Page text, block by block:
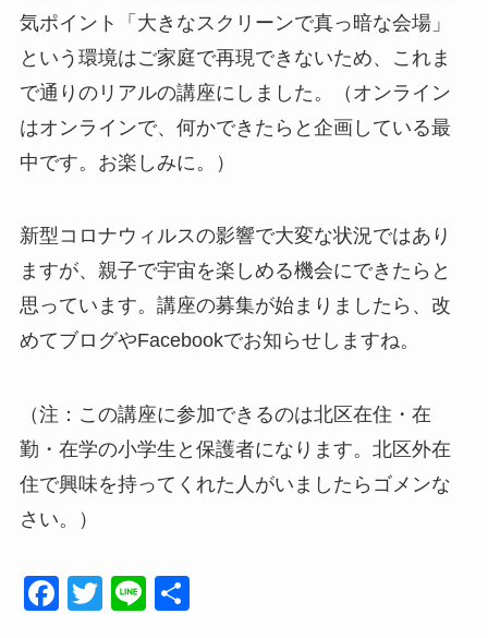
気ポイント「大きなスクリーンで真っ暗な会場」
という環境はご家庭で再現できないため、これま
で通りのリアルの講座にしました。（オンライン
はオンラインで、何かできたらと企画している最
中です。お楽しみに。）
新型コロナウィルスの影響で大変な状況ではあり
ますが、親子で宇宙を楽しめる機会にできたらと
思っています。講座の募集が始まりましたら、改
めてブログやFacebookでお知らせしますね。
（注：この講座に参加できるのは北区在住・在
勤・在学の小学生と保護者になります。北区外在
住で興味を持ってくれた人がいましたらゴメンな
さい。）
F
T
Li